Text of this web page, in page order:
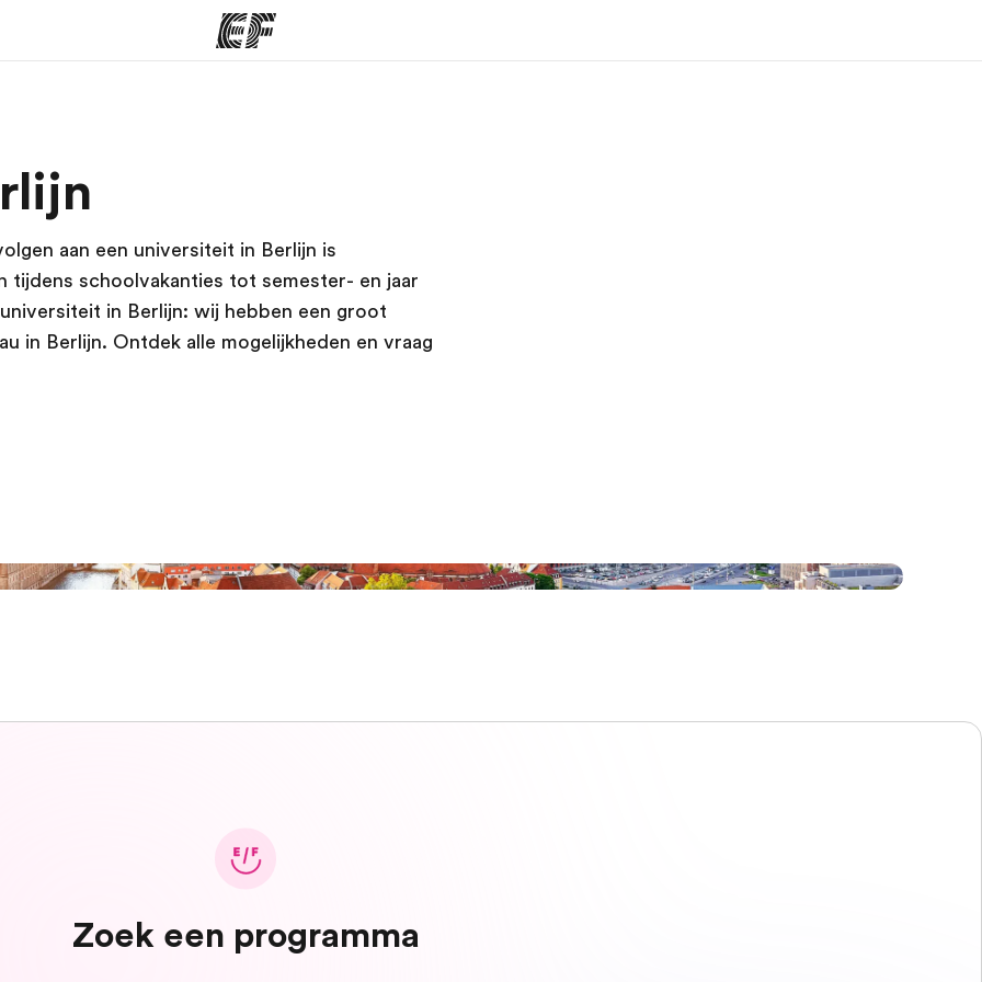
doen
aan een universiteit in Berlijn is
tijdens schoolvakanties tot semester- en jaar
in Berlijn: wij hebben een groot
in Berlijn. Ontdek alle mogelijkheden en vraag
Zoek een programma